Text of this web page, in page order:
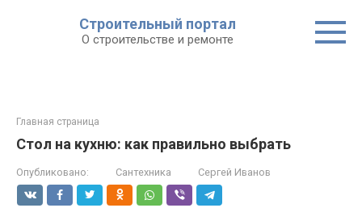
Строительный портал
О строительстве и ремонте
Главная страница
Стол на кухню: как правильно выбрать
Опубликовано: Сантехника Сергей Иванов